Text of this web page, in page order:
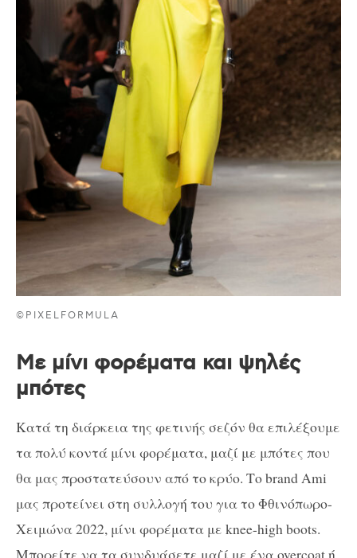
©PIXELFORMULA
Με μίνι φορέματα και ψηλές
μπότες
Κατά τη διάρκεια της φετινής σεζόν θα επιλέξουμε
τα πολύ κοντά μίνι φορέματα, μαζί με μπότες που
θα μας προστατεύσουν από το κρύο. Το brand Ami
μας προτείνει στη συλλογή του για το Φθινόπωρο-
Χειμώνα 2022, μίνι φορέματα με knee-high boots.